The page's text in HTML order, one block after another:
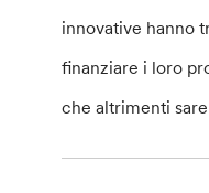
innovative hanno
finanziare i loro
che altrimenti